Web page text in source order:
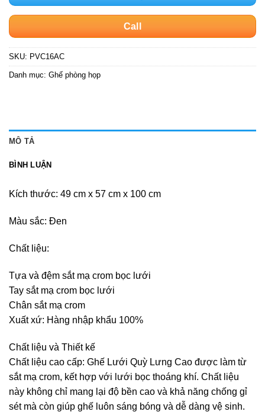
Call
SKU: PVC16AC
Danh mục: Ghế phòng họp
MÔ TẢ
BÌNH LUẬN
Kích thước: 49 cm x 57 cm x 100 cm
Màu sắc: Đen
Chất liệu:
Tựa và đệm sắt mạ crom bọc lưới
Tay sắt mạ crom bọc lưới
Chân sắt mạ crom
Xuất xứ: Hàng nhập khẩu 100%
Chất liệu và Thiết kế
Chất liệu cao cấp: Ghế Lưới Quỳ Lưng Cao được làm từ
sắt mạ crom, kết hợp với lưới bọc thoáng khí. Chất liệu
này không chỉ mang lại độ bền cao và khả năng chống gỉ
sét mà còn giúp ghế luôn sáng bóng và dễ dàng vệ sinh.